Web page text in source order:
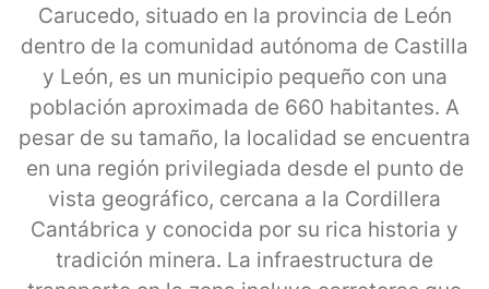
Carucedo, situado en la provincia de León
dentro de la comunidad autónoma de Castilla
y León, es un municipio pequeño con una
población aproximada de 660 habitantes. A
pesar de su tamaño, la localidad se encuentra
en una región privilegiada desde el punto de
vista geográfico, cercana a la Cordillera
Cantábrica y conocida por su rica historia y
tradición minera. La infraestructura de